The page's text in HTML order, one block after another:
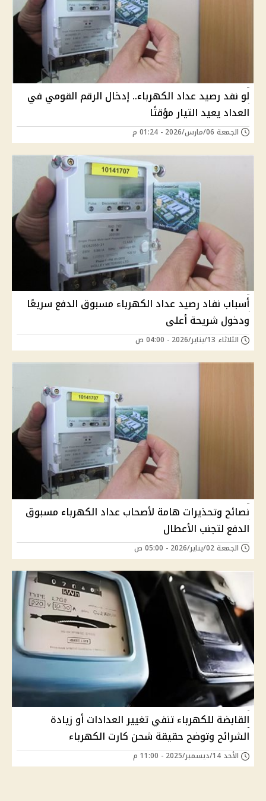
لو نفد رصيد عداد الكهرباء.. إدخال الرقم القومي في
العداد يعيد التيار مؤقتًا
الجمعة 06/مارس/2026 - 01:24 م
أسباب نفاد رصيد عداد الكهرباء مسبوق الدفع سريعًا
ودخول شريحة أعلى
الثلاثاء 13/يناير/2026 - 04:00 ص
نصائح وتحذيرات هامة لأصحاب عداد الكهرباء مسبوق
الدفع لتجنب الأعطال
الجمعة 02/يناير/2026 - 05:00 ص
القابضة للكهرباء تنفي تغيير العدادات أو زيادة
الشرائح وتوضح حقيقة شحن كارت الكهرباء
الأحد 14/ديسمبر/2025 - 11:00 م